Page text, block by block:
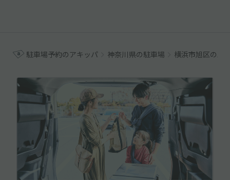
駐車場予約のアキッパ 神奈川県の駐車場 横浜市旭区の駐